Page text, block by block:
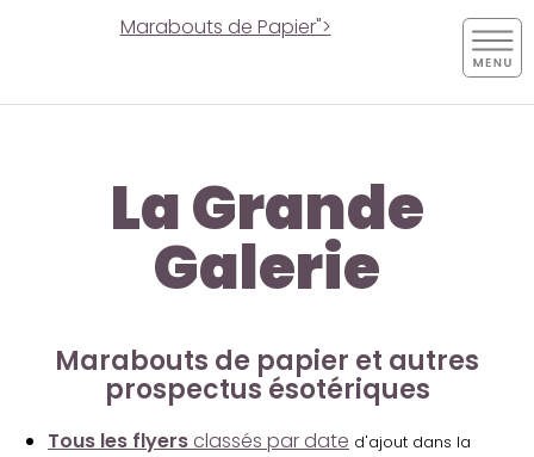
Marabouts de Papier">
La Grande
Galerie
Marabouts de papier et autres
prospectus ésotériques
Tous les flyers classés par date d'ajout dans la